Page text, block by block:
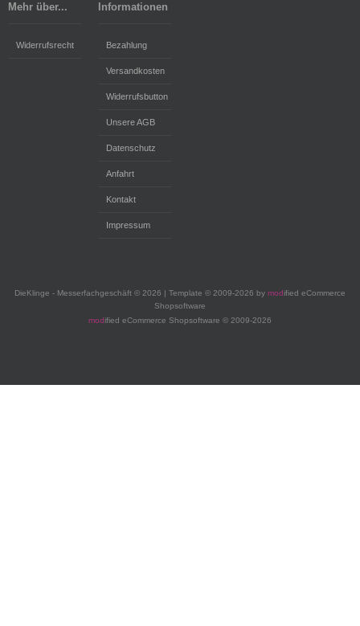
Mehr über...
Widerrufsrecht
Informationen
Bezahlung
Versandkosten
Widerrufsbutton
Unsere AGB
Datenschutz
Anfahrt
Kontakt
Impressum
DieKlinge - Messerfachgeschäft © 2026 | Template © 2009-2026 by modified eCommerce
Shopsoftware
modified eCommerce Shopsoftware © 2009-2026